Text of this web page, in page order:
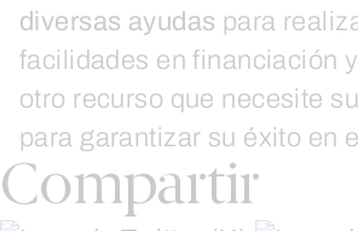
diversas ayudas para
facilidades en financiación
otro recurso que necesite
para garantizar su éxito en
Compartir